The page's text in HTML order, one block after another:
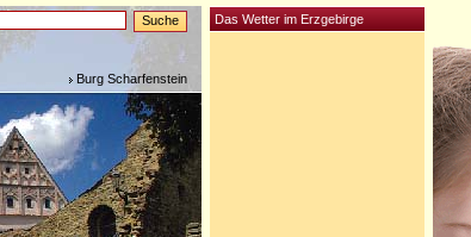
Burg Scharfenstein
Das Wetter im Erzgebirge